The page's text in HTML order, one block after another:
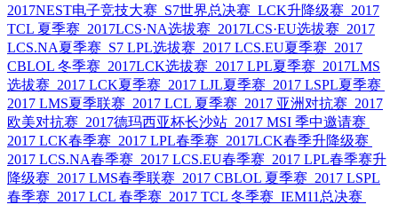
2017NEST电子竞技大赛 S7世界总决赛 LCK升降级赛 2017
TCL 夏季赛 2017LCS·NA选拔赛 2017LCS·EU选拔赛 2017
LCS.NA夏季赛 S7 LPL选拔赛 2017 LCS.EU夏季赛 2017
CBLOL 冬季赛 2017LCK选拔赛 2017 LPL夏季赛 2017LMS
选拔赛 2017 LCK夏季赛 2017 LJL夏季赛 2017 LSPL夏季赛
2017 LMS夏季联赛 2017 LCL 夏季赛 2017 亚洲对抗赛 2017
欧美对抗赛 2017德玛西亚杯长沙站 2017 MSI 季中邀请赛
2017 LCK春季赛 2017 LPL春季赛 2017LCK春季升降级赛
2017 LCS.NA春季赛 2017 LCS.EU春季赛 2017 LPL春季赛升
降级赛 2017 LMS春季联赛 2017 CBLOL 夏季赛 2017 LSPL
春季赛 2017 LCL 春季赛 2017 TCL 冬季赛 IEM11总决赛